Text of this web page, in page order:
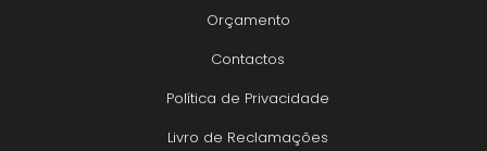
Orçamento
Contactos
Política de Privacidade
Livro de Reclamações